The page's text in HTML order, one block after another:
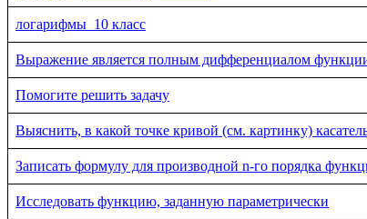
логарифмы_10 класс
Выражение является полным дифференциалом
Помогите решить задачу
Выяснить, в какой точке кривой (см. картинку)
Записать формулу для производной n-го порядка
Исследовать функцию, заданную параметрически